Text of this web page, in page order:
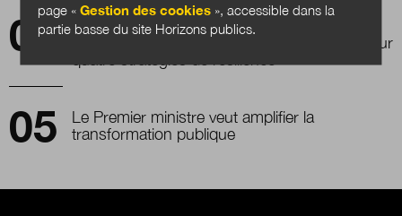
Détroit, Fukushima, Saint-Louis du Sénégal,
La Nouvelle-Orléans : retours d’expérience sur
Le Premier ministre veut amplifier la
transformation publique
page «Gestion des cookies », accessible dans la
partie basse du site Horizons publics.